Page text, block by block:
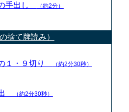
手出し （約2分）
捨て牌読み）
１・９切り （約2分30秒）
（約2分30秒）